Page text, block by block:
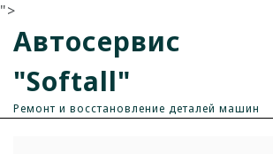
">
Автосервис
"Softall"
Ремонт и восстановление деталей машин